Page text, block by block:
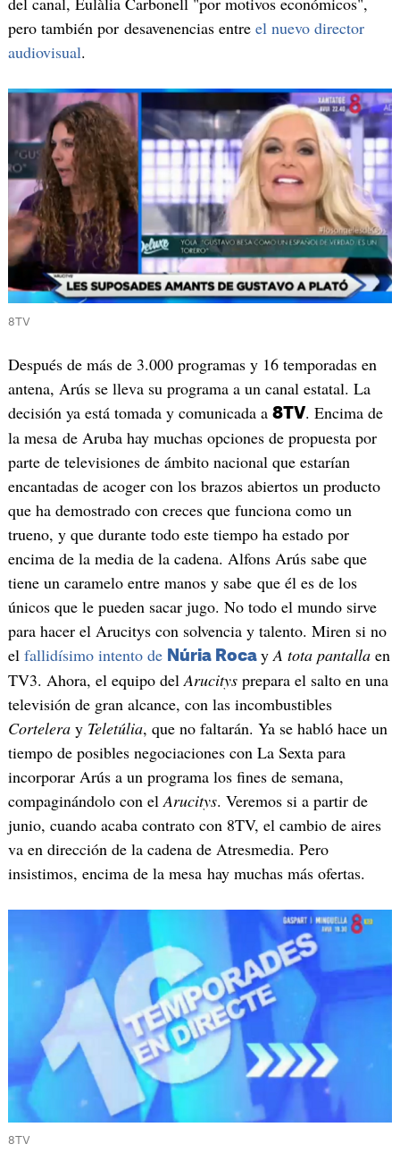
pero también por desavenencias entre el nuevo director
audiovisual.
8TV
Después de más de 3.000 programas y 16 temporadas en
antena, Arús se lleva su programa a un canal estatal. La
decisión ya está tomada y comunicada a 8TV. Encima de
la mesa de Aruba hay muchas opciones de propuesta por
parte de televisiones de ámbito nacional que estarían
encantadas de acoger con los brazos abiertos un producto
que ha demostrado con creces que funciona como un
trueno, y que durante todo este tiempo ha estado por
encima de la media de la cadena. Alfons Arús sabe que
tiene un caramelo entre manos y sabe que él es de los
únicos que le pueden sacar jugo. No todo el mundo sirve
para hacer el Arucitys con solvencia y talento. Miren si no
el fallidísimo intento de Núria Roca yA tota pantallaen
TV3. Ahora, el equipo delArucitys prepara el salto en una
televisión de gran alcance, con las incombustibles
Corteleray Teletúlia, que no faltarán. Ya se habló hace un
tiempo de posibles negociaciones con La Sexta para
incorporar Arús a un programa los fines de semana,
compaginándolo con elArucitys. Veremos si a partir de
junio, cuando acaba contrato con 8TV, el cambio de aires
va en dirección de la cadena de Atresmedia. Pero
insistimos, encima de la mesa hay muchas más ofertas.
8TV